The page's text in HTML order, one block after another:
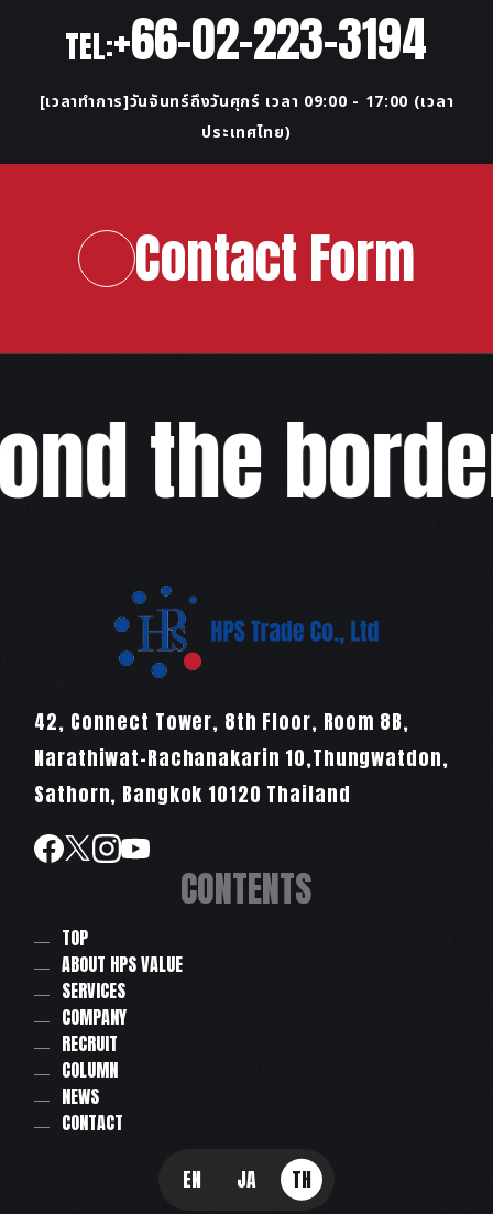
TEL:+66-02-223-3194
[เวลาทำการ]วันจันทร์ถึงวันศุกร์ เวลา 09:00 - 17:00 (เวลา
ประเทศไทย)
Contact Form
the
42, Connect Tower, 8th Floor, Room 8B,
Narathiwat-Rachanakarin 10,Thungwatdon,
Sathorn, Bangkok 10120 Thailand
CONTENTS
TOP
ABOUT HPS VALUE
SERVICES
COMPANY
RECRUIT
COLUMN
NEWS
CONTACT
EN JA TH